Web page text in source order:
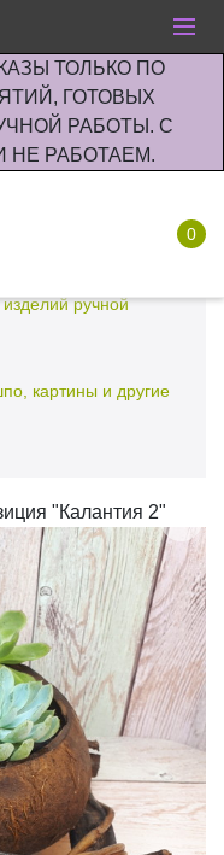
ТОЛЬКО ПО
ГОТОВЫХ
РАБОТЫ. С
НЕ РАБОТАЕМ.
0
ручной
картины и другие